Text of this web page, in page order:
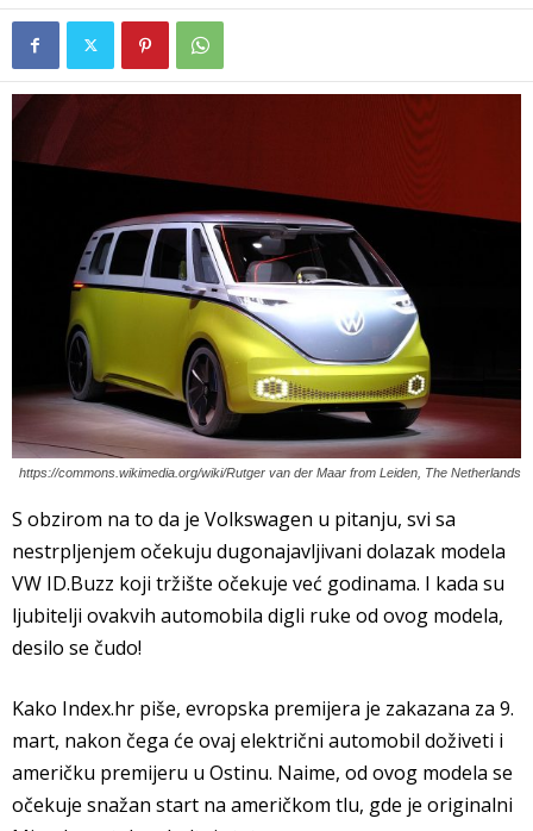
https://commons.wikimedia.org/wiki/Rutger van der Maar from Leiden, The Netherlands
S obzirom na to da je Volkswagen u pitanju, svi sa
nestrpljenjem očekuju dugonajavljivani dolazak modela
VW ID.Buzz koji tržište očekuje već godinama. I kada su
ljubitelji ovakvih automobila digli ruke od ovog modela,
desilo se čudo!
Kako Index.hr piše, evropska premijera je zakazana za 9.
mart, nakon čega će ovaj električni automobil doživeti i
američku premijeru u Ostinu. Naime, od ovog modela se
očekuje snažan start na američkom tlu, gde je originalni